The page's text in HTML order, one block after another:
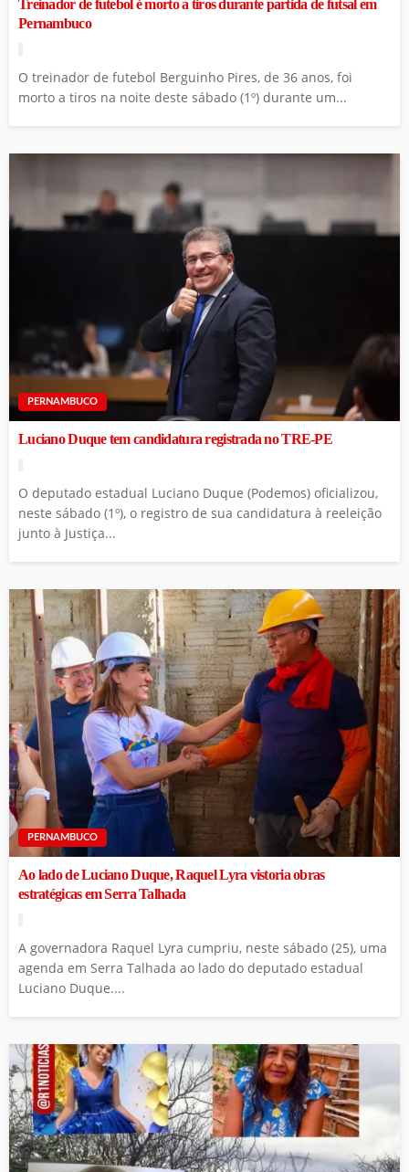
Treinador de futebol é morto a tiros durante partida de futsal em
Pernambuco
O treinador de futebol Berguinho Pires, de 36 anos, foi
morto a tiros na noite deste sábado (1º) durante um...
PERNAMBUCO
Luciano Duque tem candidatura registrada no TRE-PE
O deputado estadual Luciano Duque (Podemos) oficializou,
neste sábado (1º), o registro de sua candidatura à reeleição
junto à Justiça...
PERNAMBUCO
Ao lado de Luciano Duque, Raquel Lyra vistoria obras
estratégicas em Serra Talhada
A governadora Raquel Lyra cumpriu, neste sábado (25), uma
agenda em Serra Talhada ao lado do deputado estadual
Luciano Duque....